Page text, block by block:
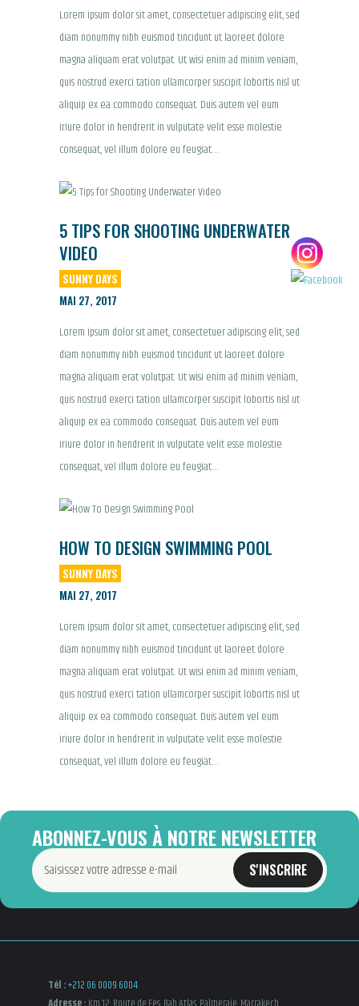
Lorem ipsum dolor sit amet, consectetuer adipiscing elit, sed
diam nonummy nibh euismod tincidunt ut laoreet dolore
magna aliquam erat volutpat. Ut wisi enim ad minim veniam,
quis nostrud exerci tation ullamcorper suscipit lobortis nisl ut
aliquip ex ea commodo consequat. Duis autem vel eum
iriure dolor in hendrerit in vulputate velit esse molestie
consequat, vel illum dolore eu feugiat…
5 TIPS FOR SHOOTING UNDERWATER
VIDEO
SUNNY DAYS
MAI 27, 2017
Lorem ipsum dolor sit amet, consectetuer adipiscing elit, sed
diam nonummy nibh euismod tincidunt ut laoreet dolore
magna aliquam erat volutpat. Ut wisi enim ad minim veniam,
quis nostrud exerci tation ullamcorper suscipit lobortis nisl ut
aliquip ex ea commodo consequat. Duis autem vel eum
iriure dolor in hendrerit in vulputate velit esse molestie
consequat, vel illum dolore eu feugiat…
HOW TO DESIGN SWIMMING POOL‎
SUNNY DAYS
MAI 27, 2017
Lorem ipsum dolor sit amet, consectetuer adipiscing elit, sed
diam nonummy nibh euismod tincidunt ut laoreet dolore
magna aliquam erat volutpat. Ut wisi enim ad minim veniam,
quis nostrud exerci tation ullamcorper suscipit lobortis nisl ut
aliquip ex ea commodo consequat. Duis autem vel eum
iriure dolor in hendrerit in vulputate velit esse molestie
consequat, vel illum dolore eu feugiat…
ABONNEZ-VOUS À NOTRE NEWSLETTER
S'INSCRIRE
Tél :+212 06 0009 6004